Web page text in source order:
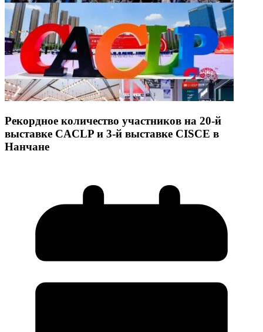
Рекордное количество участников на 20-й
выставке CACLP и 3-й выставке CISCE в
Нанчане